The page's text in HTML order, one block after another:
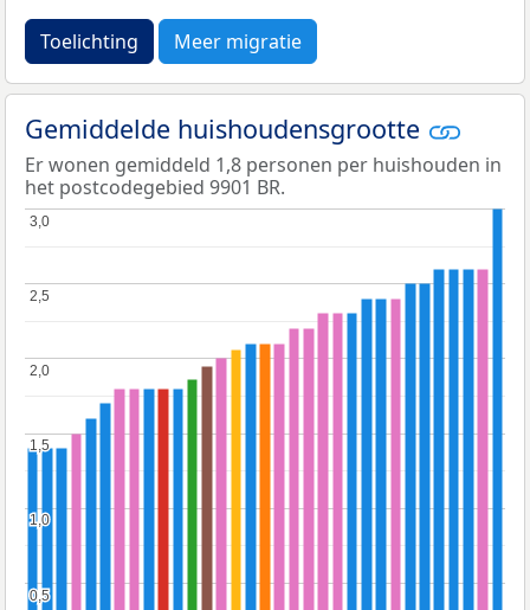
Toelichting Meer migratie
Gemiddelde huishoudensgrootte
Er wonen gemiddeld 1,8 personen per huishouden in
het postcodegebied 9901 BR.
0,5
0,5
1,0
1,0
1,5
1,5
2,0
2,0
2,5
2,5
3,0
3,0